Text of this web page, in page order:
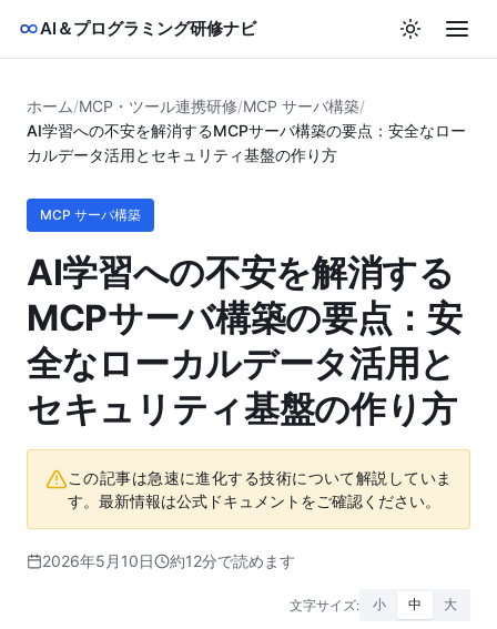
AI＆プログラミング研修ナビ
ホーム/MCP・ツール連携研修/MCP サーバ構築/
AI学習への不安を解消するMCPサーバ構築の要点：安全なロー
カルデータ活用とセキュリティ基盤の作り方
MCP サーバ構築
AI学習への不安を解消する
MCPサーバ構築の要点：安
全なローカルデータ活用と
セキュリティ基盤の作り方
この記事は急速に進化する技術について解説していま
す。最新情報は公式ドキュメントをご確認ください。
2026年5月10日 約12分で読めます
文字サイズ: 小 中 大